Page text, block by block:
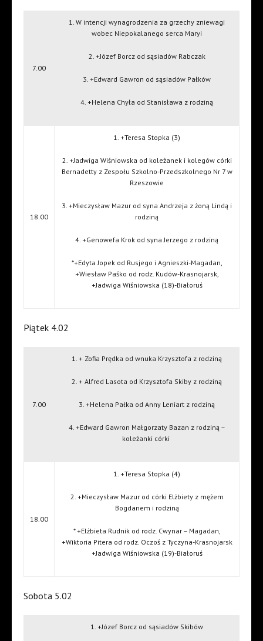
7.00
1. W intencji wynagrodzenia za grzechy zniewagi
wobec Niepokalanego serca Maryi
2. +Józef Borcz od sąsiadów Rabczak
3. +Edward Gawron od sąsiadów Pałków
4. +Helena Chyła od Stanisława z rodziną
18.00
1. +Teresa Stopka (3)
2. +Jadwiga Wiśniowska od koleżanek i kolegów córki
Bernadetty z Zespołu Szkolno-Przedszkolnego Nr 7 w
Rzeszowie
3. +Mieczysław Mazur od syna Andrzeja z żoną Lindą i
rodziną
4. +Genowefa Krok od syna Jerzego z rodziną
*+Edyta Jopek od Rusjego i Agnieszki-Magadan,
+Wiesław Paśko od rodz. Kudów-Krasnojarsk,
+Jadwiga Wiśniowska (18)-Białoruś
Piątek 4.02
7.00
1. + Zofia Prędka od wnuka Krzysztofa z rodziną
2. + Alfred Lasota od Krzysztofa Skiby z rodziną
3. +Helena Pałka od Anny Leniart z rodziną
4. +Edward Gawron Małgorzaty Bazan z rodziną –
koleżanki córki
18.00
1. +Teresa Stopka (4)
2. +Mieczysław Mazur od córki Elżbiety z mężem
Bogdanem i rodziną
* +Elżbieta Rudnik od rodz. Cwynar – Magadan,
+Wiktoria Pitera od rodz. Oczoś z Tyczyna-Krasnojarsk
+Jadwiga Wiśniowska (19)-Białoruś
Sobota 5.02
1. +Józef Borcz od sąsiadów Skibów